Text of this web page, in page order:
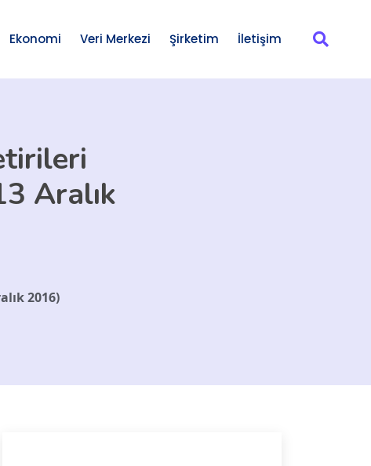
Ekonomi Veri Merkezi Şirketim İletişim
Aralık
2016)